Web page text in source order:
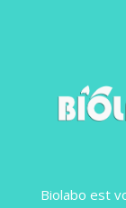
Biolabo est